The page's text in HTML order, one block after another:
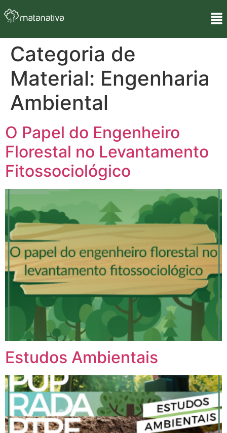
Categoria de
Material: Engenharia
Ambiental
O Papel do Engenheiro
Florestal no Levantamento
Fitossociológico
Estudos Ambientais